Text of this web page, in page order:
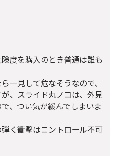
度を購入のとき普通は誰も
一見して危なそうなので、
、スライド丸ノコは、外見
、つい気が緩んでしまいま
く衝撃はコントロール不可